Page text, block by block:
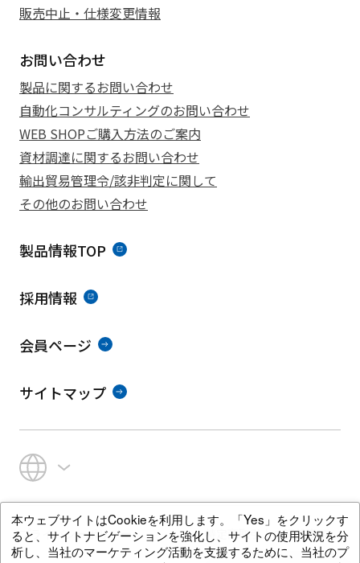
販売中止・仕様変更情報
お問い合わせ
製品に関するお問い合わせ
自動化コンサルティングのお問い合わせ
WEB SHOPご購入方法のご案内
資材調達に関するお問い合わせ
輸出貿易管理令/該非判定に関して
その他のお問い合わせ
製品情報TOP
採用情報
会員ページ
サイトマップ
プライバシーポリシー 特定商取引上の記載事項
本ウェブサイトはCookieを利用します。「Yes」をクリックす
ると、サイトナビゲーションを強化し、サイトの使用状況を分
析し、当社のマーケティング活動を支援するために、当社のプ